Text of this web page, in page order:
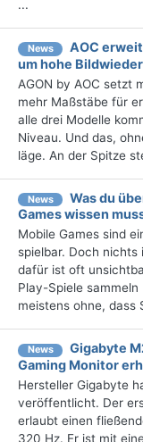
...
News
AOC
um hohe
AGON by AOC setzt
mehr Maßstäbe für
alle drei Modelle
Niveau. Und das,
läge. An der Spitze
News
Was du
Games wissen
Mobile Games sind
spielbar. Doch nichts
dafür ist oft
Play-Spiele
meistens ohne, dass
News
Gigabyte
Gaming Monitor
Hersteller Gigabyte
veröffentlicht. Der
erlaubt einen
320 Hz. Er ist mit